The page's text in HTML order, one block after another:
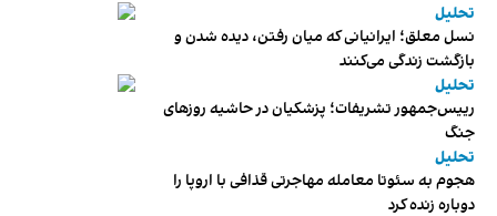
تحلیل
نسل معلق؛ ایرانیانی که میان رفتن، دیده شدن و
بازگشت زندگی می‌کنند
تحلیل
رییس‌جمهور تشریفات؛ پزشکیان در حاشیه روزهای
جنگ
تحلیل
هجوم به سئوتا معامله مهاجرتی قذافی با اروپا را
دوباره زنده کرد